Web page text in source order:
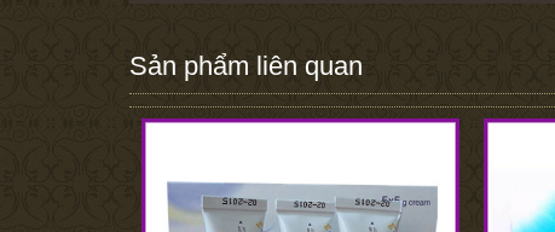
Sản phẩm liên quan